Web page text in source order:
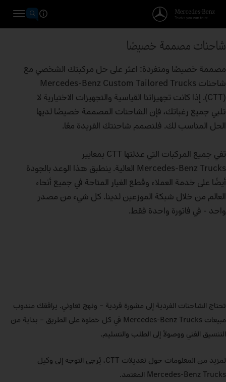
شاحنات مصممة خصيصًا
مصممة خصيصًا ومتفردة: اعثر على حل مركبتك الشخصي مع
شاحنات Mercedes‑Benz Custom Tailored Trucks
(CTT). إذا كانت تجهيزاتنا القياسية والتجهيزات الاختيارية لا
تلبي جميع رغباتك، فإن الشاحنات المصممة خصيصًا لديها
الحل المناسب لك. فلنصمم شاحنتك الفريدة معًا.
تفي جميع المركبات التي عدلتها CTT بمعايير
Mercedes‑Benz Trucks العالية. ينطبق هذا الوعد بالجودة
أيضًا على خدمة العملاء وقطع الغيار المتاحة في جميع أنحاء
العالم من خلال شبكة الموزعين لدينا. كل شيء من مصدر
واحد - في فاتورة واحدة فقط.
تحتاج الشاحنات الفردية إلى مشورة فردية – ونهج تعاوني. يرافقك مندوب
مبيعات Mercedes‑Benz Trucks في كل خطوة على الطريق – بداية من
التنسيق الفني ووصولاً إلى الطلب والتسليم.
لمزيد من المعلومات حول تعديلات CTT، يُرجى التوجه إلى وكيل
Mercedes‑Benz Trucks المعتمد.